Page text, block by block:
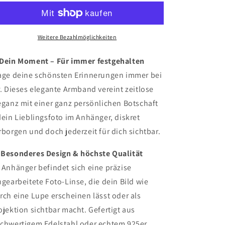
Weitere Bezahlmöglichkeiten
Moment – Für immer festgehalten
deine schönsten Erinnerungen immer bei
Dieses elegante Armband vereint zeitlose
mit einer ganz persönlichen Botschaft
Lieblingsfoto im Anhänger, diskret
und doch jederzeit für dich sichtbar.
Design & höchste Qualität
Anhänger befindet sich eine präzise
Foto-Linse, die dein Bild wie
eine Lupe erscheinen lässt oder als
sichtbar macht. Gefertigt aus